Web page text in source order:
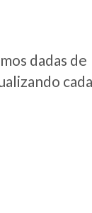
dadas de
cada